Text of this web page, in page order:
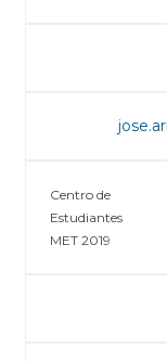
Centro de
Estudiantes
MET 2019